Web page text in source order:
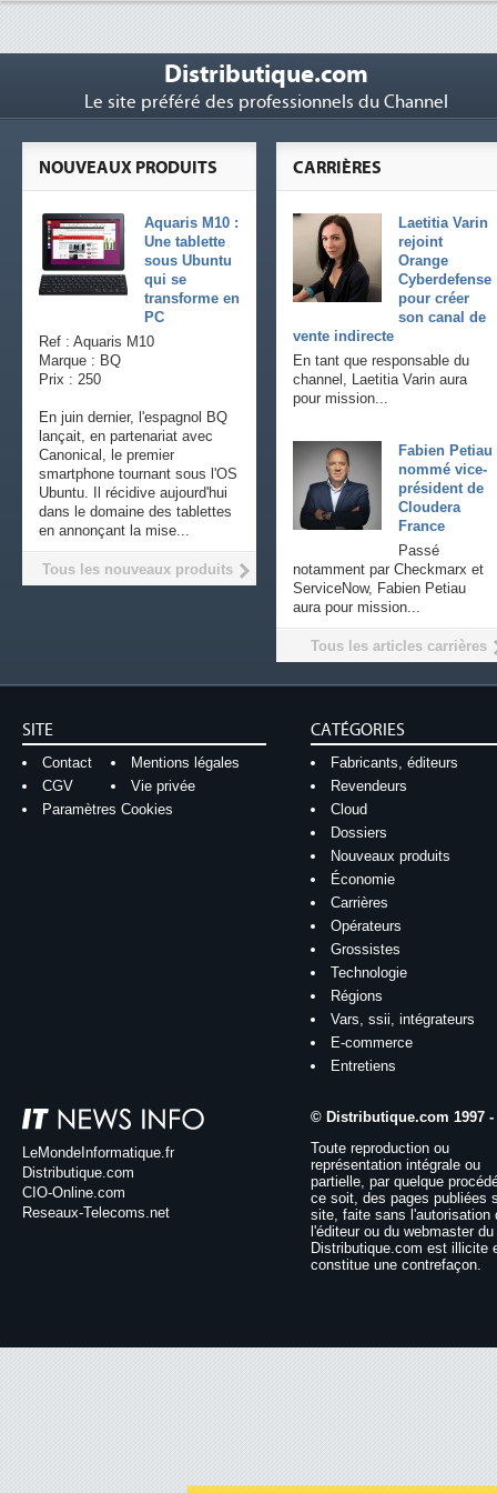
Distributique.com
Le site préféré des professionnels du Channel
CARRIÈRES
Laetitia Varin
rejoint
Orange
Cyberdefense
pour créer
son canal de
vente indirecte
En tant que responsable du
channel, Laetitia Varin aura
pour mission...
Fabien Petiau
nommé vice-
président de
Cloudera
France
Passé
notamment par Checkmarx et
ServiceNow, Fabien Petiau
aura pour mission...
Tous les articles carrières
NOUVEAUX PRODUITS
Aquaris M10 :
Une tablette
sous Ubuntu
qui se
transforme en
PC
Ref : Aquaris M10
Marque : BQ
Prix : 250
En juin dernier, l'espagnol BQ
lançait, en partenariat avec
Canonical, le premier
smartphone tournant sous l'OS
Ubuntu. Il récidive aujourd'hui
dans le domaine des tablettes
en annonçant la mise...
Tous les nouveaux produits
SITE
Contact
Mentions légales
CGV
Vie privée
Paramètres Cookies
CATÉGORIES
Fabricants, éditeurs
Revendeurs
Cloud
Dossiers
Nouveaux produits
Économie
Carrières
Opérateurs
Grossistes
Technologie
Régions
Vars, ssii, intégrateurs
E-commerce
Entretiens
LeMondeInformatique.fr
Distributique.com
CIO-Online.com
Reseaux-Telecoms.net
© Distributique.com 1997 -
Toute reproduction ou
représentation intégrale ou
partielle, par quelque
ce soit, des pages publiées
site, faite sans l'autorisation
l'éditeur ou du webmaster
Distributique.com est illicite
constitue une contrefaçon.